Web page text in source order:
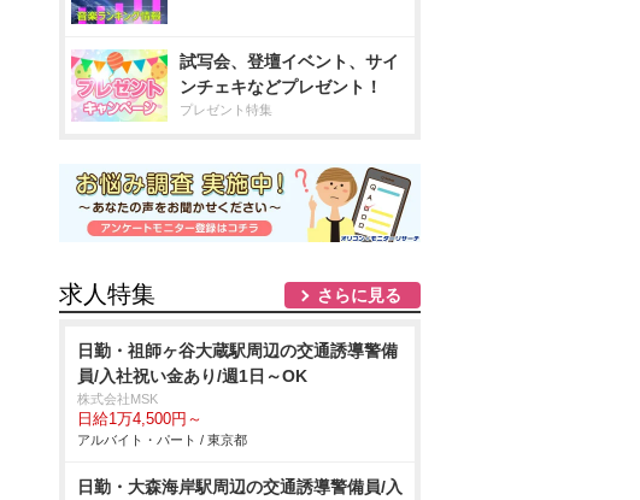
試写会、登壇イベント、サイ
ンチェキなどプレゼント！
プレゼント特集
求人特集 さらに見る
日勤・祖師ヶ谷大蔵駅周辺の交通誘導警備
員/入社祝い金あり/週1日～OK
株式会社MSK
日給1万4,500円～
アルバイト・パート / 東京都
日勤・大森海岸駅周辺の交通誘導警備員/入